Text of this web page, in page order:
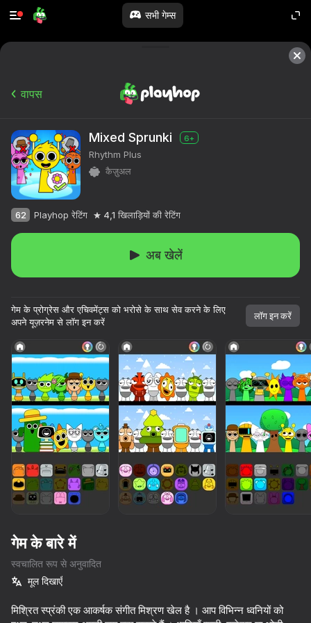
सभी गेम्स
लोड हो रहा है
वापस
Mixed Sprunki 6+
Rhythm Plus
कैज़ुअल
62 Playhop रेटिंग 4,1 खिलाड़ियों की रेटिंग
अब खेलें
गेम के प्रोग्रेस और एचिवमेंट्स को भरोसे के साथ सेव करने के लिए
अपने यूज़रनेम से लॉग इन करें
लॉग इन करें
गेम के बारे में
स्वचालित रूप से अनुवादित
मूल दिखाएँ
मिश्रित स्प्रंकी एक आकर्षक संगीत मिश्रण खेल है । आप विभिन्न ध्वनियों को